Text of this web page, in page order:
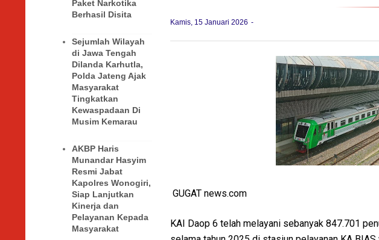
Paket Narkotika
Berhasil Disita
Sejumlah Wilayah
di Jawa Tengah
Dilanda Karhutla,
Polda Jateng Ajak
Masyarakat
Tingkatkan
Kewaspadaan Di
Musim Kemarau
AKBP Haris
Munandar Hasyim
Resmi Jabat
Kapolres Wonogiri,
Siap Lanjutkan
Kinerja dan
Pelayanan Kepada
Masyarakat
Kamis, 15 Januari 2026
GUGAT news.com
KAI Daop 6 telah melayani sebanyak 847.701